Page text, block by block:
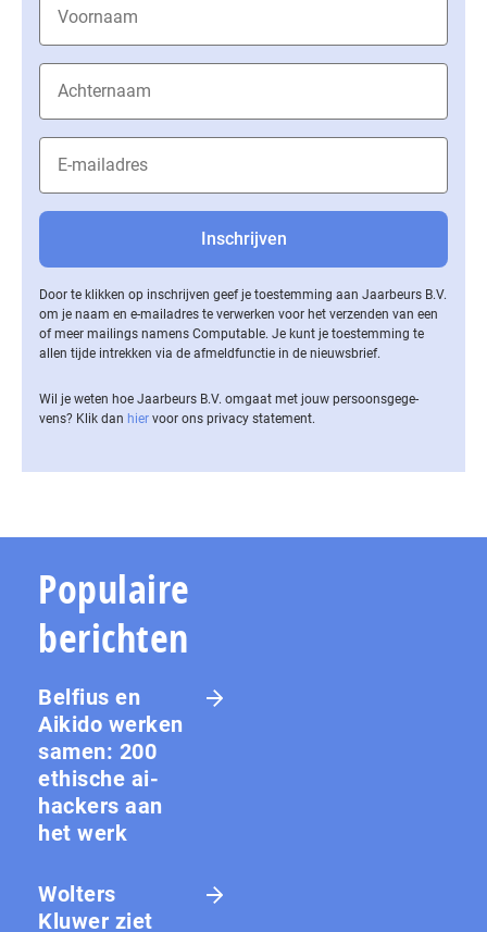
Door te klikken op inschrijven geef je toestemming aan Jaarbeurs B.V.
om je naam en e-mailadres te verwerken voor het verzenden van een
of meer mailings namens Computable. Je kunt je toestemming te
allen tijde intrekken via de af­meld­func­tie in de nieuwsbrief.
Wil je weten hoe Jaarbeurs B.V. omgaat met jouw per­soons­ge­ge­
vens? Klik dan hier voor ons privacy statement.
Populaire
berichten
Belfius en
Aikido werken
samen: 200
ethische ai-
hackers aan
het werk
Wolters
Kluwer ziet